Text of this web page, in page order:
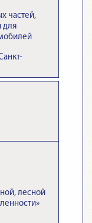
частей,
для
лесной